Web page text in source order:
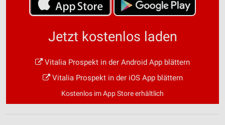
Jetzt kostenlos laden
Vitalia Prospekt in der Android App blättern
Vitalia Prospekt in der iOS App blättern
Kostenlos im App Store erhältlich